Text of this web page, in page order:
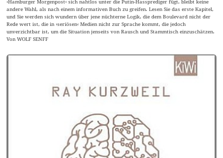
andere Wahl, als nach einem informativen Buch zu greifen. Lesen Sie das erste Kapitel,
und Sie werden sich wundern über jene nüchterne Logik, die dem Boulevard nicht der
Rede wert ist, die in ›seriösen‹ Medien nicht zur Sprache kommt, die jedoch
unverzichtbar ist, um die Situation jenseits von Rausch und Stammtisch einzuschätzen.
Von WOLF SENFF